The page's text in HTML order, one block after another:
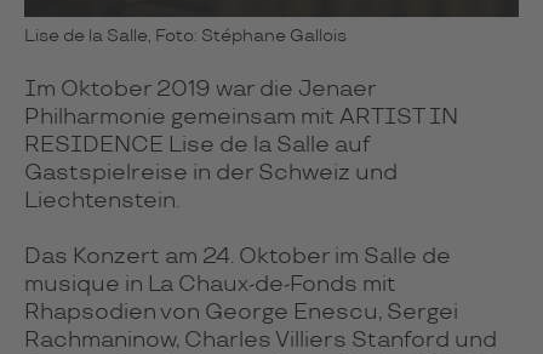
Lise de la Salle, Foto: Stéphane Gallois
Im Oktober 2019 war die Jenaer
Philharmonie gemeinsam mit ARTIST IN
RESIDENCE Lise de la Salle auf
Gastspielreise in der Schweiz und
Liechtenstein.
Das Konzert am 24. Oktober im Salle de
musique in La Chaux-de-Fonds mit
Rhapsodien von George Enescu, Sergei
Rachmaninow, Charles Villiers Stanford und